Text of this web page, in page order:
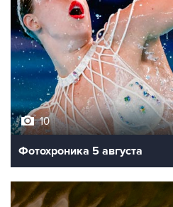
10
Фотохроника 5 августа